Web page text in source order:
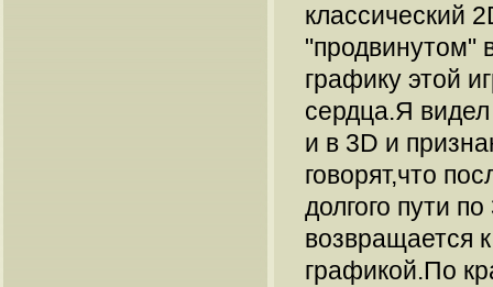
классический
"продвинутом"
графику этой
сердца.Я
и в 3D и
говорят,что
долгого пути
возвращается
графикой.По